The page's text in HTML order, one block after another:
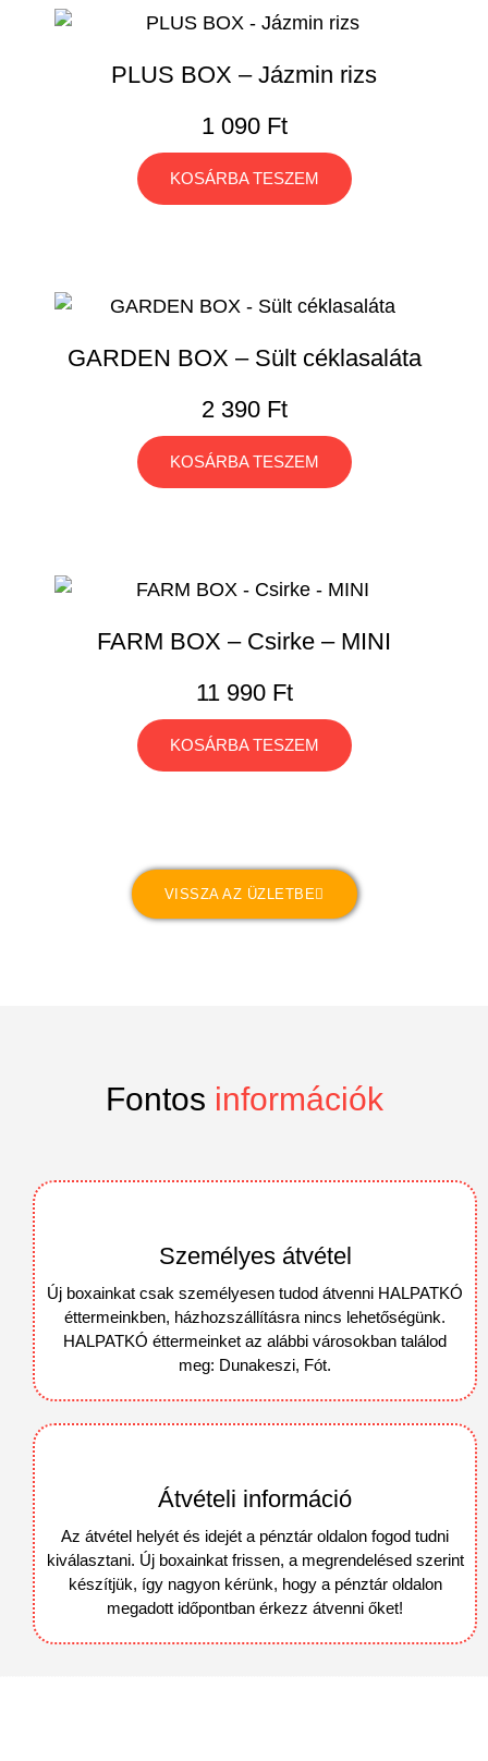
PLUS BOX – Jázmin rizs
1 090 Ft
KOSÁRBA TESZEM
GARDEN BOX – Sült céklasaláta
2 390 Ft
KOSÁRBA TESZEM
FARM BOX – Csirke – MINI
11 990 Ft
KOSÁRBA TESZEM
VISSZA AZ ÜZLETBE
Fontos információk
Személyes átvétel
Új boxainkat csak személyesen tudod átvenni HALPATKÓ
éttermeinkben, házhozszállításra nincs lehetőségünk.
HALPATKÓ éttermeinket az alábbi városokban találod
meg: Dunakeszi, Fót.
Átvételi információ
Az átvétel helyét és idejét a pénztár oldalon fogod tudni
kiválasztani. Új boxainkat frissen, a megrendelésed szerint
készítjük, így nagyon kérünk, hogy a pénztár oldalon
megadott időpontban érkezz átvenni őket!